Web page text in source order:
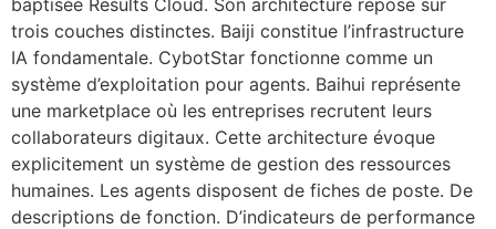
trois couches distinctes. Baiji constitue l’infrastructure
IA fondamentale. CybotStar fonctionne comme un
système d’exploitation pour agents. Baihui représente
une marketplace où les entreprises recrutent leurs
collaborateurs digitaux. Cette architecture évoque
explicitement un système de gestion des ressources
humaines. Les agents disposent de fiches de poste. De
descriptions de fonction. D’indicateurs de performance